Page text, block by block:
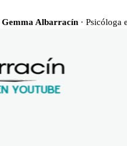
Gemma Albarracín· Psicóloga